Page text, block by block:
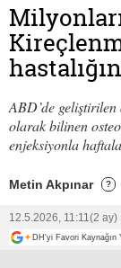
ABD’de geliştirilen
olarak bilinen
enjeksiyonla
Metin Akpınar ?
12.5.2026, 11:11 (2 ay)
+ DH'yi Favori Kaynağın